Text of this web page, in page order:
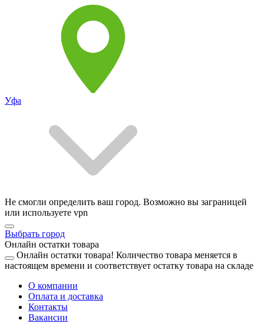
Уфа
Не смогли определить ваш город. Возможно вы заграницей
или используете vpn
Выбрать город
Онлайн остатки товара
Онлайн остатки товара! Количество товара меняется в
настоящем времени и соответствует остатку товара на складе
О компании
Оплата и доставка
Контакты
Вакансии